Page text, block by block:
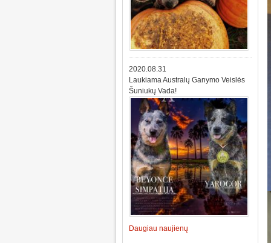
2020.08.31
Laukiama Australų Ganymo Veislės
Šuniukų Vada!
Daugiau naujienų